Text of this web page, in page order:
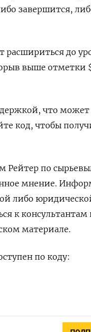
завершится,
расшириться до
выше отметки
что может
код, чтобы
Рейтер по
мнение.
либо
к
материале.
по коду: